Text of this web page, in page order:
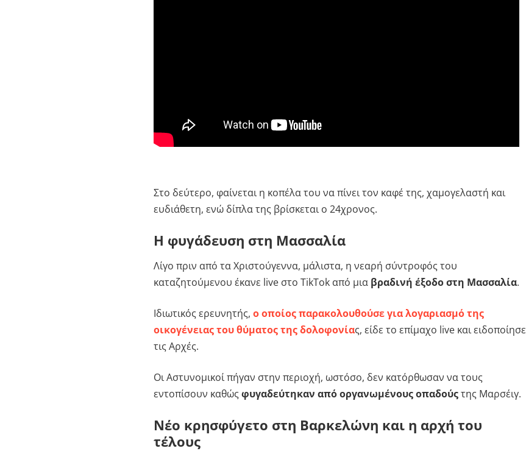
Στο δεύτερο, φαίνεται η κοπέλα του να πίνει τον καφέ της, χαμογελαστή και
ευδιάθετη, ενώ δίπλα της βρίσκεται ο 24χρονος.
Η φυγάδευση στη Μασσαλία
Λίγο πριν από τα Χριστούγεννα, μάλιστα, η νεαρή σύντροφός του
καταζητούμενου έκανε live στο TikTok από μια βραδινή έξοδο στη Μασσαλία.
Ιδιωτικός ερευνητής, ο οποίος παρακολουθούσε για λογαριασμό της
οικογένειας του θύματος της δολοφονίας, είδε το επίμαχο live και ειδοποίησε
τις Αρχές.
Οι Αστυνομικοί πήγαν στην περιοχή, ωστόσο, δεν κατόρθωσαν να τους
εντοπίσουν καθώς φυγαδεύτηκαν από οργανωμένους οπαδούςτης Μαρσέιγ.
Νέο κρησφύγετο στη Βαρκελώνη και η αρχή του
τέλους